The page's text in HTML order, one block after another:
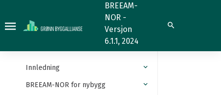
BREEAM-
NOR -
Versjon
6.1.1, 2024
Søk
Innledning
BREEAM-NOR for nybygg